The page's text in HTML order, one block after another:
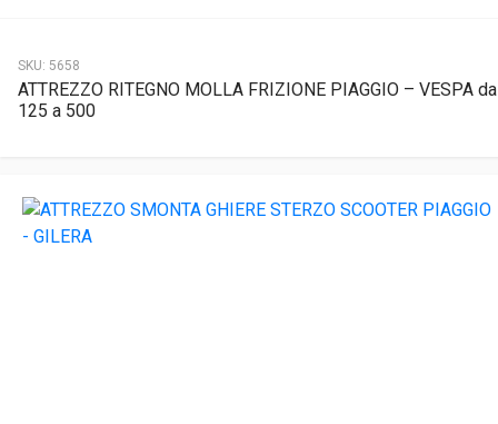
SKU: 5658
ATTREZZO RITEGNO MOLLA FRIZIONE PIAGGIO – VESPA da
125 a 500